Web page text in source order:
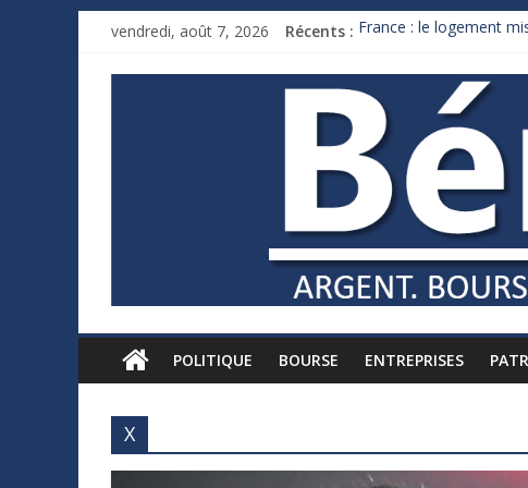
vendredi, août 7, 2026 Récents : France : le logement
Royaume-Uni : Andy
Xavier Niel, le
Ruée des fortunes
POLITIQUE BOURSE ENTREPRISES
X